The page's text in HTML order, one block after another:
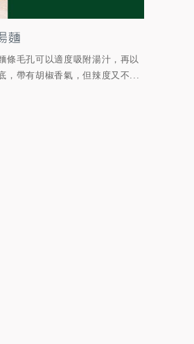
麵
條毛孔可以適度吸附湯汁，再以
，帶有胡椒香氣，但辣度又不...